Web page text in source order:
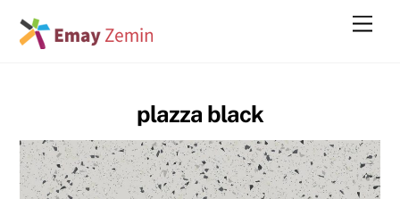
plazza black